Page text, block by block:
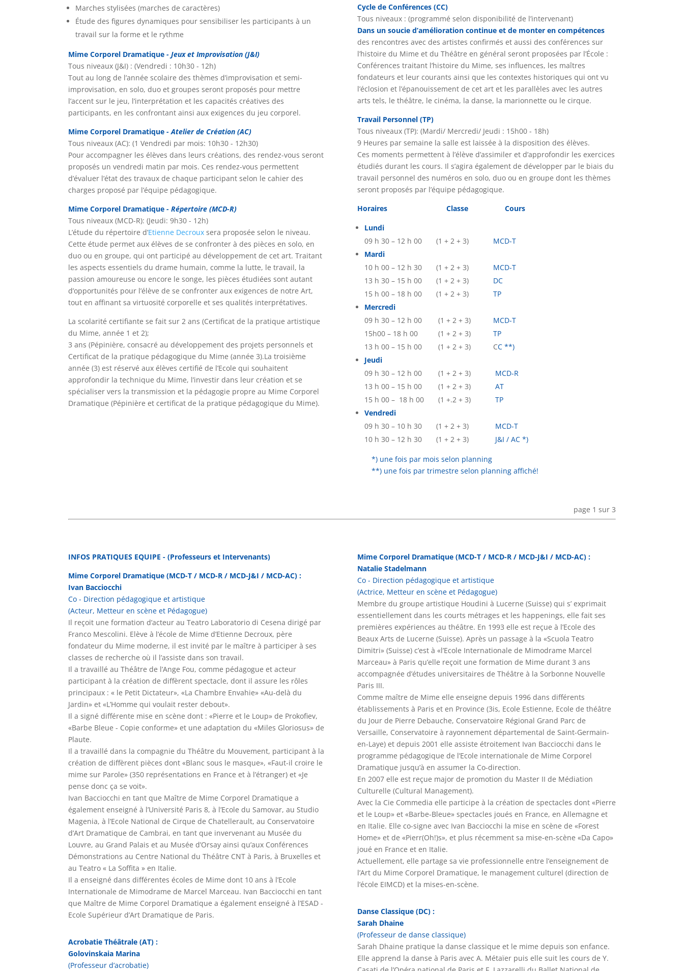
Marches stylisées (marches de caractères)
Étude des figures dynamiques pour sensibiliser les participants à un
travail sur la forme et le rythme
Mime Corporel Dramatique- Jeux et Improvisation (J&I)
Tous niveaux (J&I) : (Vendredi : 10h30 - 12h)
Tout au long de l’année scolaire des thèmes d’improvisation et semi-
improvisation, en solo, duo et groupes seront proposés pour mettre
l’accent sur le jeu, l’interprétation et les capacités créatives des
participants, en les confrontant ainsi aux exigences du jeu corporel.
Mime Corporel Dramatique- Atelier de Création (AC)
Tous niveaux (AC): (1 Vendredi par mois: 10h30 - 12h30)
Pour accompagner les élèves dans leurs créations, des rendez-vous seront
proposés un vendredi matin par mois. Ces rendez-vous permettent
d’évaluer l’état des travaux de chaque participant selon le cahier des
charges proposé par l’équipe pédagogique.
Mime Corporel Dramatique- Répertoire (MCD-R)
Tous niveaux (MCD-R): (Jeudi: 9h30 - 12h)
L’étude du répertoire d’Etienne Decroux sera proposée selon le niveau.
Cette étude permet aux élèves de se confronter à des pièces en solo, en
duo ou en groupe, qui ont participé au développement de cet art. Traitant
les aspects essentiels du drame humain, comme la lutte, le travail, la
passion amoureuse ou encore le songe, les pièces étudiées sont autant
d’opportunités pour l’élève de se confronter aux exigences de notre Art,
tout en affinant sa virtuosité corporelle et ses qualités interprétatives.
La scolarité certifiante se fait sur 2 ans (Certificat de la pratique artistique
du Mime, année 1 et 2);
3 ans (Pépinière, consacré au développement des projets personnels et
Certificat de la pratique pédagogique du Mime (année 3).La troisième
année (3) est réservé aux élèves certifié de l’Ecole qui souhaitent
approfondir la technique du Mime, l’investir dans leur création et se
spécialiser vers la transmission et la pédagogie propre au Mime Corporel
Dramatique (Pépinière et certificat de la pratique pédagogique du Mime).
Cycle de Conférences (CC)
Tous niveaux : (programmé selon disponibilité de l’intervenant)
Dans un soucie d’amélioration continue et de monter en compétences
des rencontres avec des artistes confirmés et aussi des conférences sur
l’histoire du Mime et du Théâtre en général seront proposées par l’École :
Conférences traitant l’histoire du Mime, ses influences, les maîtres
fondateurs et leur courants ainsi que les contextes historiques qui ont vu
l’éclosion et l’épanouissement de cet art et les parallèles avec les autres
arts tels, le théâtre, le cinéma, la danse, la marionnette ou le cirque.
Travail Personnel (TP)
Tous niveaux (TP): (Mardi/ Mercredi/ Jeudi : 15h00 - 18h)
9 Heures par semaine la salle est laissée à la disposition des élèves.
Ces moments permettent à l’élève d’assimiler et d’approfondir les exercices
étudiés durant les cours. Il s’agira également de développer par le biais du
travail personnel des numéros en solo, duo ou en groupe dont les thèmes
seront proposés par l’équipe pédagogique.
Horaires Classe Cours
Lundi
09 h 30 – 12 h 00 (1 + 2 + 3)
MCD-T
Mardi
10 h 00 – 12 h 30 (1 + 2 + 3) MCD-T
13 h 30 – 15 h 00 (1 + 2 + 3) DC
15 h 00 – 18 h 00 (1 + 2 + 3)
TP
Mercredi
09 h 30 – 12 h 00 (1 + 2 + 3) MCD-T
15h00 – 18 h 00 (1 + 2 + 3) TP
13 h 00 – 15 h 00 (1 + 2 + 3) CC **)
Jeudi
09 h 30 – 12 h 00 (1 + 2 + 3) MCD-R
13 h 00 – 15 h 00 (1 + 2 + 3) AT
15 h 00 – 18 h 00 (1 +.2 + 3) TP
Vendredi
09 h 30 – 10 h 30 (1 + 2 + 3) MCD-T
10 h 30 – 12 h 30 (1 + 2 + 3) J&I / AC *)
*) une fois par mois selon planning
**) une fois par trimestre selon planning affiché!
page 1 sur 3
INFOS PRATIQUES EQUIPE - (Professeurs et Intervenants)
Mime Corporel Dramatique (MCD-T / MCD-R / MCD-J&I / MCD-AC) :
Ivan Bacciocchi
Co - Direction pédagogique et artistique
(Acteur, Metteur en scène et Pédagogue)
Il reçoit une formation d’acteur au Teatro Laboratorio di Cesena dirigé par
Franco Mescolini. Elève à l’école de Mime d’Etienne Decroux, père
fondateur du Mime moderne, il est invité par le maître à participer à ses
classes de recherche où il l’assiste dans son travail.
Il a travaillé au Théâtre de l’Ange Fou, comme pédagogue et acteur
participant à la création de diffèrent spectacle, dont il assure les rôles
principaux : « le Petit Dictateur», «La Chambre Envahie» «Au-delà du
Jardin» et «L’Homme qui voulait rester debout».
Il a signé différente mise en scène dont : «Pierre et le Loup» de Prokofiev,
«Barbe Bleue - Copie conforme» et une adaptation du «Miles Gloriosus» de
Plaute.
Il a travaillé dans la compagnie du Théâtre du Mouvement, participant à la
création de diffèrent pièces dont «Blanc sous le masque», «Faut-il croire le
mime sur Parole» (350 représentations en France et à l’étranger) et «Je
pense donc ça se voit».
Ivan Bacciocchi en tant que Maître de Mime Corporel Dramatique a
également enseigné à l’Université Paris 8, à l’Ecole du Samovar, au Studio
Magenia, à l’Ecole National de Cirque de Chatellerault, au Conservatoire
d’Art Dramatique de Cambrai, en tant que invervenant au Musée du
Louvre, au Grand Palais et au Musée d’Orsay ainsi qu’aux Conférences
Démonstrations au Centre National du Théâtre CNT à Paris, à Bruxelles et
au Teatro « La Soffita » en Italie.
Il a enseigné dans différentes écoles de Mime dont 10 ans à l’Ecole
Internationale de Mimodrame de Marcel Marceau. Ivan Bacciocchi en tant
que Maître de Mime Corporel Dramatique a également enseigné à l’ESAD -
Ecole Supérieur d’Art Dramatique de Paris.
Acrobatie Théâtrale (AT) :
Golovinskaia Marina
(Professeur d’acrobatie)
Mime Corporel Dramatique (MCD-T / MCD-R / MCD-J&I / MCD-AC) :
Natalie Stadelmann
Co - Direction pédagogique et artistique
(Actrice, Metteur en scène et Pédagogue)
Membre du groupe artistique Houdini à Lucerne (Suisse) qui s’ exprimait
essentiellement dans les courts métrages et les happenings, elle fait ses
premières expériences au théâtre. En 1993 elle est reçue à l’Ecole des
Beaux Arts de Lucerne (Suisse). Après un passage à la «Scuola Teatro
Dimitri» (Suisse) c’est à «l’Ecole Internationale de Mimodrame Marcel
Marceau» à Paris qu’elle reçoit une formation de Mime durant 3 ans
accompagnée d’études universitaires de Théâtre à la Sorbonne Nouvelle
Paris III.
Comme maître de Mime elle enseigne depuis 1996 dans différents
établissements à Paris et en Province (3is, Ecole Estienne, Ecole de théâtre
du Jour de Pierre Debauche, Conservatoire Régional Grand Parc de
Versaille, Conservatoire à rayonnement départemental de Saint-Germain-
en-Laye) et depuis 2001 elle assiste étroitement Ivan Bacciocchi dans le
programme pédagogique de l’Ecole internationale de Mime Corporel
Dramatique jusqu’à en assumer la Co-direction.
En 2007 elle est reçue major de promotion du Master II de Médiation
Culturelle (Cultural Management).
Avec la Cie Commedia elle participe à la création de spectacles dont «Pierre
et le Loup» et «Barbe-Bleue» spectacles joués en France, en Allemagne et
en Italie. Elle co-signe avec Ivan Bacciocchi la mise en scène de «Forest
Home» et de «Pierr(Oh!)s», et plus récemment sa mise-en-scène «Da Capo»
joué en France et en Italie.
Actuellement, elle partage sa vie professionnelle entre l’enseignement de
l’Art du Mime Corporel Dramatique, le management culturel (direction de
l’école EIMCD) et la mises-en-scène.
Danse Classique (DC) :
Sarah Dhaine
(Professeur de danse classique)
Sarah Dhaine pratique la danse classique et le mime depuis son enfance.
Elle apprend la danse à Paris avec A. Métaïer puis elle suit les cours de Y.